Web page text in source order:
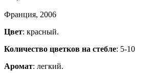
Франция, 2006
Цвет: красный.
Количество цветков на стебле: 5-10
Аромат: легкий.